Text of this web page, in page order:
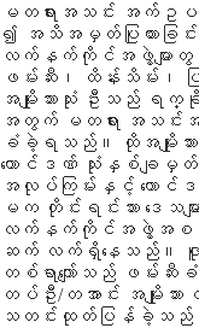
မတရားအသင်း အက်
၍ အသိအမှတ်ပြုထားခြင်း
လက်နက်ကိုင်အဖွဲ့များတွ
ဖမ်းဆီး၊ ထိန်းသိမ်
အမျိုးသားသုံး ဦးသည်
အတွက် မတရား အသင်
ခံခဲ့ရသည်။ ထိုအမျိုးသ
ထောင်ဒဏ် သုံးနှစ်ချမှတ်
အလုပ်ကြမ်းနှင့် ထေ
မက တိုင်းရင်းသား ဒေ
လက်နက်ကိုင်အဖွဲ့အစည်းမျာ
ဆက် လက်ရှိနေသည်။ ဇူ
တစ်ရာကျော်သည် ဖမ်းဆီ
တပ်ဦး/တအာင်း အမျိုးသား
သတင်းထုတ်ပြန်ခဲ့သည်